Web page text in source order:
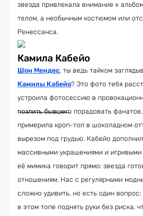
звезда привлекала внимание к
телом, а необычным костюмом или
Ренессанса.
Камила Кабейо
Шон Мендес, ты ведь тайком
Камилы Кабейо? Это фото тебя
устроила фотосессию в
п̶о̶з̶л̶и̶т̶ь̶ ̶б̶ы̶в̶ш̶е̶г̶о порадовать
примерила кроп-топ в шоколадном
вырезом под грудью. Кабейо
массивными украшениями и
её мимика говорит прямо: звезда
отношениям. Нас с регулярными
сложно удивить, но есть один
в этом топе поднять руки без риска,